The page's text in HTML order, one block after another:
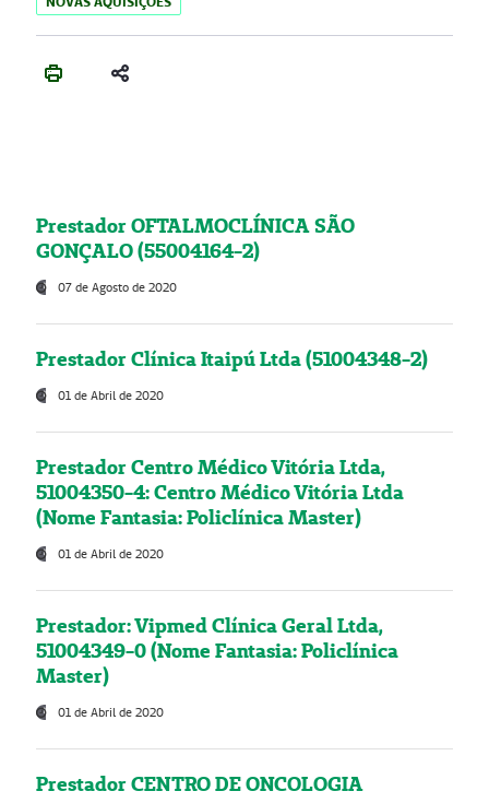
Prestador OFTALMOCLÍNICA SÃO
GONÇALO (55004164-2)
07 de Agosto de 2020
Prestador Clínica Itaipú Ltda (51004348-2)
01 de Abril de 2020
Prestador Centro Médico Vitória Ltda,
51004350-4: Centro Médico Vitória Ltda
(Nome Fantasia: Policlínica Master)
01 de Abril de 2020
Prestador: Vipmed Clínica Geral Ltda,
51004349-0 (Nome Fantasia: Policlínica
Master)
01 de Abril de 2020
Prestador CENTRO DE ONCOLOGIA